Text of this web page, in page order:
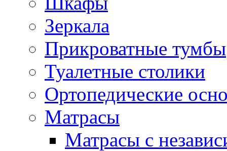
Зеркала
Прикроватные тумбы
Туалетные столики
Ортопедические
Матрасы
Матрасы с